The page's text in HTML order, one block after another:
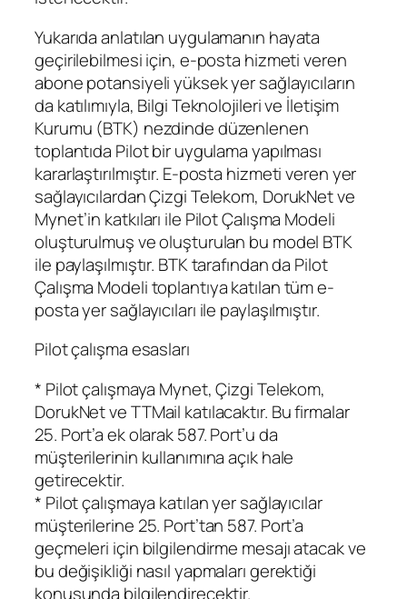
Yukarıda anlatılan uygulamanın hayata
geçirilebilmesi için, e-posta hizmeti veren
abone potansiyeli yüksek yer sağlayıcıların
da katılımıyla, Bilgi Teknolojileri ve İletişim
Kurumu (BTK) nezdinde düzenlenen
toplantıda Pilot bir uygulama yapılması
kararlaştırılmıştır. E-posta hizmeti veren yer
sağlayıcılardan Çizgi Telekom, DorukNet ve
Mynet’in katkıları ile Pilot Çalışma Modeli
oluşturulmuş ve oluşturulan bu model BTK
ile paylaşılmıştır. BTK tarafından da Pilot
Çalışma Modeli toplantıya katılan tüm e-
posta yer sağlayıcıları ile paylaşılmıştır.
Pilot çalışma esasları
* Pilot çalışmaya Mynet, Çizgi Telekom,
DorukNet ve TTMail katılacaktır. Bu firmalar
25. Port’a ek olarak 587. Port’u da
müşterilerinin kullanımına açık hale
getirecektir.
* Pilot çalışmaya katılan yer sağlayıcılar
müşterilerine 25. Port’tan 587. Port’a
geçmeleri için bilgilendirme mesajı atacak ve
bu değişikliği nasıl yapmaları gerektiği
konusunda bilgilendirecektir.